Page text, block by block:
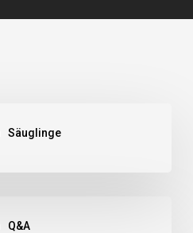
Säuglinge
Q&A